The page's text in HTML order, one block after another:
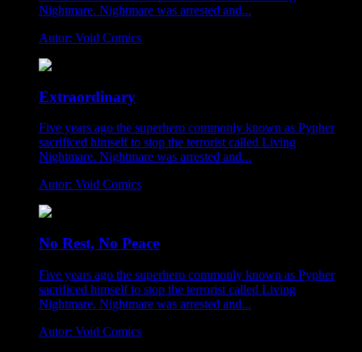
Nightmare. Nightmare was arrested and...
Autor: Void Comics
Extraordinary
Five years ago the superhero commonly known as Pypher
sacrificed himself to stop the terrorist called Living
Nightmare. Nightmare was arrested and...
Autor: Void Comics
No Rest, No Peace
Five years ago the superhero commonly known as Pypher
sacrificed himself to stop the terrorist called Living
Nightmare. Nightmare was arrested and...
Autor: Void Comics